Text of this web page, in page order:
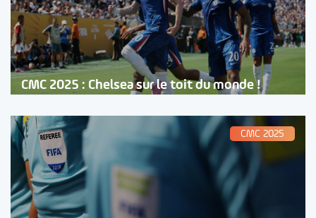
CMC 2025 : Chelsea sur le toit du monde !
CMC 2025